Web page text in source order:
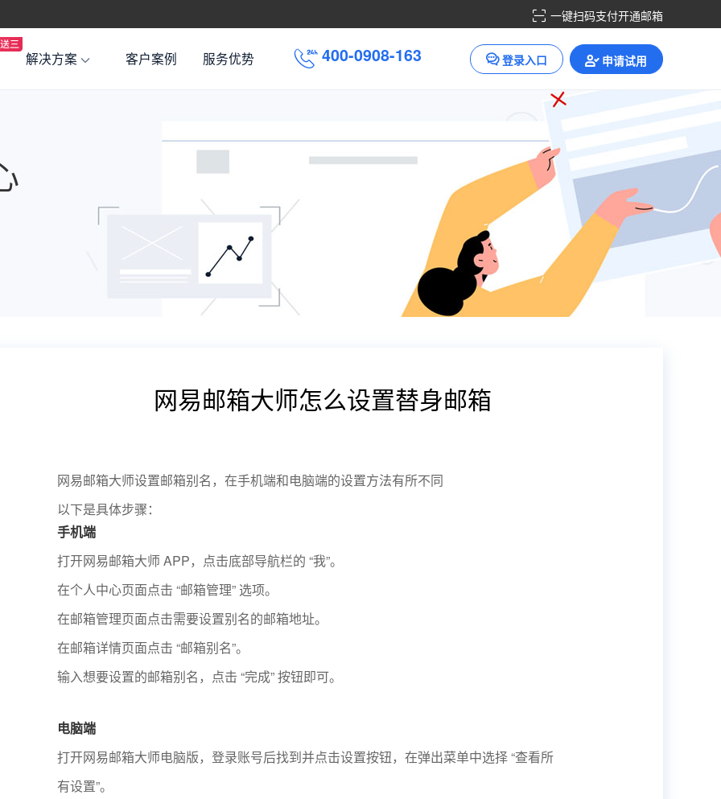
一键扫码支付开通邮箱
解决方案 客户案例 服务优势 400-0908-163 登录入口 申请试用
网易邮箱大师怎么设置替身邮箱
网易邮箱大师设置邮箱别名，在手机端和电脑端的设置方法有所不同
以下是具体步骤：
手机端
打开网易邮箱大师 APP，点击底部导航栏的 “我”。
在个人中心页面点击 “邮箱管理” 选项。
在邮箱管理页面点击需要设置别名的邮箱地址。
在邮箱详情页面点击 “邮箱别名”。
输入想要设置的邮箱别名，点击 “完成” 按钮即可。
电脑端
打开网易邮箱大师电脑版，登录账号后找到并点击设置按钮，在弹出菜单中选择 “查看所
有设置”。